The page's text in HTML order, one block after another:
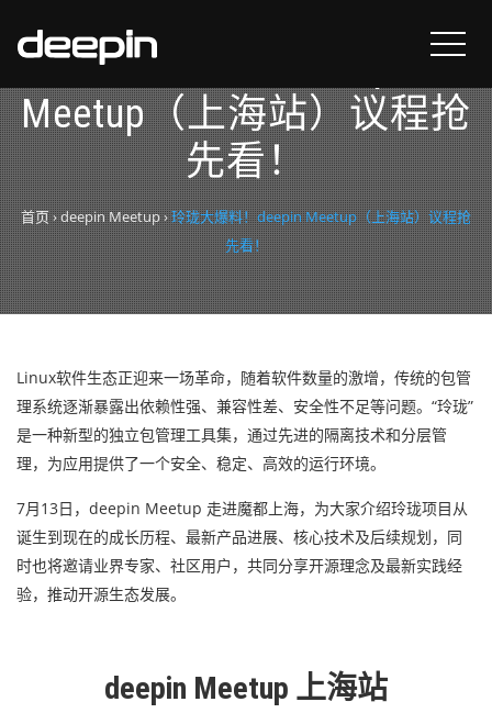
玲珑大爆料！deepin
Meetup（上海站）议程抢
先看！
首页›deepin Meetup›玲珑大爆料！deepin Meetup（上海站）议程抢
先看！
Linux软件生态正迎来一场革命，随着软件数量的激增，传统的包管
理系统逐渐暴露出依赖性强、兼容性差、安全性不足等问题。“玲珑”
是一种新型的独立包管理工具集，通过先进的隔离技术和分层管
理，为应用提供了一个安全、稳定、高效的运行环境。
7月13日，deepin Meetup 走进魔都上海，为大家介绍玲珑项目从
诞生到现在的成长历程、最新产品进展、核心技术及后续规划，同
时也将邀请业界专家、社区用户，共同分享开源理念及最新实践经
验，推动开源生态发展。
deepin Meetup 上海站